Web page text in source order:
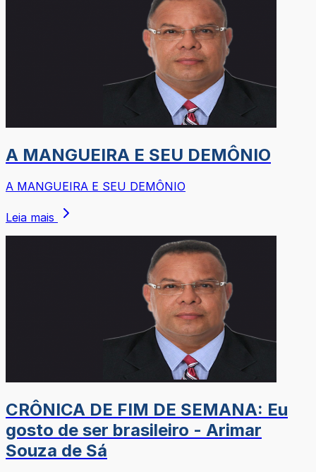
A MANGUEIRA E SEU DEMÔNIO
A MANGUEIRA E SEU DEMÔNIO
Leia mais
CRÔNICA DE FIM DE SEMANA: Eu
gosto de ser brasileiro - Arimar
Souza de Sá